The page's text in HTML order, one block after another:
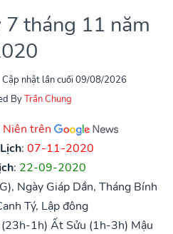
7 tháng 11 năm
Cập nhật lần cuối 09/08/2026
ByTrần Chung
Niên trên
: 07-11-2020
: 22-09-2020
Ngày Giáp Dần, Tháng Bính
Tý, Lập đông
(23h-1h) Ất Sửu (1h-3h) Mậu